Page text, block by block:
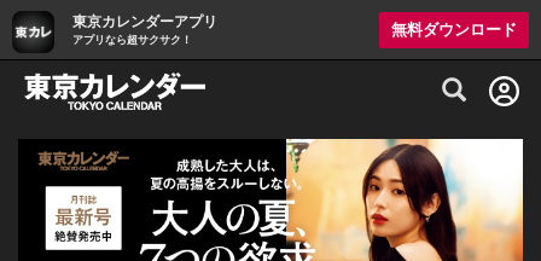
東京カレンダーアプリ
アプリなら超サクサク！
無料ダウンロード
グルメ情報・プレミアムレストラン予約